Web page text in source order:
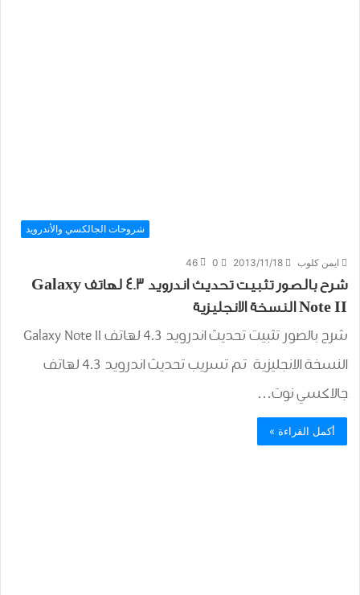
شروحات الجالكسي والأندرويد
ايمن كلوب 2013/11/18
0
46
شرح بالصور تثبيت تحديث اندرويد 4.3 لهاتف Galaxy
Note II النسخة الانجليزية
شرح بالصور تثبيت تحديث اندرويد 4.3 لهاتف Galaxy Note II
النسخة الانجليزية تم تسريب تحديث اندرويد 4.3 لهاتف
جالاكسي نوت…
أكمل القراءة »